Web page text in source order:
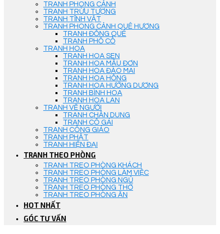
TRANH PHONG CẢNH
TRANH TRỪU TƯỢNG
TRANH TĨNH VẬT
TRANH PHONG CẢNH QUÊ HƯƠNG
TRANH ĐỒNG QUÊ
TRANH PHỐ CỔ
TRANH HOA
TRANH HOA SEN
TRANH HOA MẪU ĐƠN
TRANH HOA ĐÀO MAI
TRANH HOA HỒNG
TRANH HOA HƯỚNG DƯƠNG
TRANH BÌNH HOA
TRANH HOA LAN
TRANH VẼ NGƯỜI
TRANH CHÂN DUNG
TRANH CÔ GÁI
TRANH CÔNG GIÁO
TRANH PHẬT
TRANH HIỆN ĐẠI
TRANH THEO PHÒNG
TRANH TREO PHÒNG KHÁCH
TRANH TREO PHÒNG LÀM VIỆC
TRANH TREO PHÒNG NGỦ
TRANH TREO PHÒNG THỜ
TRANH TREO PHÒNG ĂN
HOT NHẤT
GÓC TƯ VẤN